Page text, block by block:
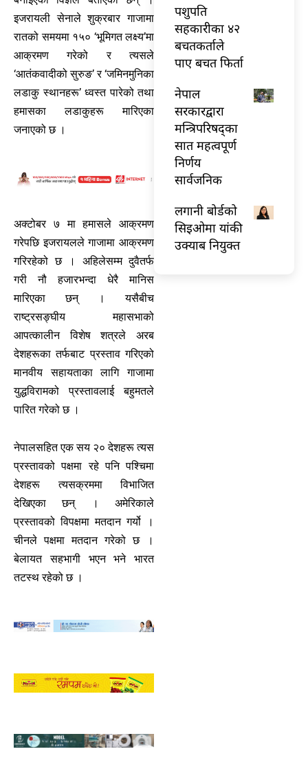
इजरायली सेनाले शुक्रबार गाजामा
रातको समयमा १५० ‘भूमिगत लक्ष्य’मा
आक्रमण गरेको र त्यसले
‘आतंकवादीको सुरुङ’ र ‘जमिनमुनिका
लडाकु स्थानहरू’ ध्वस्त पारेको तथा
हमासका लडाकुहरू मारिएका
जनाएको छ ।
अक्टोबर ७ मा हमासले आक्रमण
गरेपछि इजरायलले गाजामा आक्रमण
गरिरहेको छ । अहिलेसम्म दुवैतर्फ
गरी नौ हजारभन्दा धेरै मानिस
मारिएका छन् । यसैबीच
राष्ट्रसङ्घीय महासभाको
आपत्कालीन विशेष शत्रले अरब
देशहरूका तर्फबाट प्रस्ताव गरिएको
मानवीय सहायताका लागि गाजामा
युद्धविरामको प्रस्तावलाई बहुमतले
पारित गरेको छ ।
नेपालसहित एक सय २० देशहरू त्यस
प्रस्तावको पक्षमा रहे पनि पश्चिमा
देशहरू त्यसक्रममा विभाजित
देखिएका छन् । अमेरिकाले
प्रस्तावको विपक्षमा मतदान गर्यो ।
चीनले पक्षमा मतदान गरेको छ ।
बेलायत सहभागी भएन भने भारत
तटस्थ रहेको छ ।
पशुपति
सहकारीका ४२
बचतकर्ताले
पाए बचत फिर्ता
नेपाल
सरकारद्वारा
मन्त्रिपरिषद्का
सात महत्वपूर्ण
निर्णय
सार्वजनिक
लगानी बोर्डको
सिइओमा यांकी
उक्याब नियुक्त